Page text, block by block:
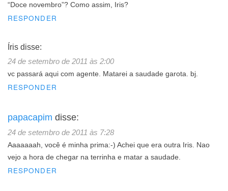
“Doce novembro”? Como assim, Iris?
RESPONDER
Íris disse:
24 de setembro de 2011 às 2:00
vc passará aqui com agente. Matarei a saudade garota. bj.
RESPONDER
papacapim disse:
24 de setembro de 2011 às 7:28
Aaaaaaah, você é minha prima:-) Achei que era outra Iris. Nao
vejo a hora de chegar na terrinha e matar a saudade.
RESPONDER